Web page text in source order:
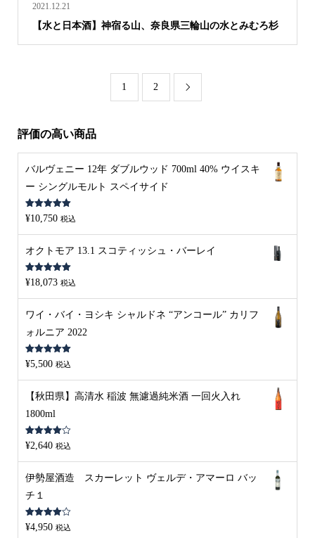
2021.12.21
【水と日本酒】神宿る山、奈良県三輪山の水とみむろ杉
1 2 
評価の高い商品
バルヴェニー 12年 ダブルウッド 700ml 40% ウイスキ
ー シングルモルト スペイサイド
5段階中5.00
の評価
¥10,750 税込
オクトモア 13.1 スコティッシュ・バーレイ
5段階中5.00
の評価
¥18,073 税込
ワイ・バイ・ヨシキ シャルドネ “アンコール” カリフ
ォルニア 2022
5段階中 5.00
の評価
¥5,500 税込
【秋田県】高清水 稲波 無濾過純米酒 一回火入れ
1800ml
5段階中
4.00の評
¥2,640 税込
伊勢屋酒造 スカーレット ヴェルデ・アマーロ バッ
チ１
5段階中
4.00の評
¥4,950 税込